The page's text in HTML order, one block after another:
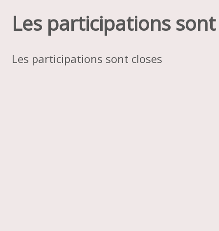
Les participations
Les participations sont closes